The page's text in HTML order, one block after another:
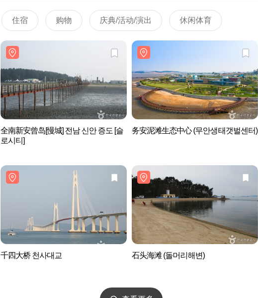
住宿 购物 庆典/活动/演出 休闲体育
全南新安曾岛[慢城] 전남 신안 증도 [슬
로시티]
务安泥滩生态中心 (무안생태갯벌센터)
千四大桥 천사대교 石头海滩 (돌머리해변)